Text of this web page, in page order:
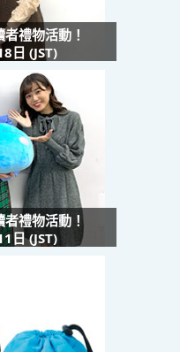
禮物活動！
日 (JST)
禮物活動！
日 (JST)